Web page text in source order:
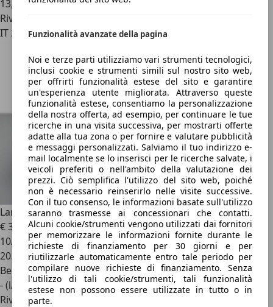
Funzionalità avanzate della pagina
Noi e terze parti utilizziamo vari strumenti tecnologici,
inclusi cookie e strumenti simili sul nostro sito web,
per offrirti funzionalità estese del sito e garantire
un'esperienza utente migliorata. Attraverso queste
funzionalità estese, consentiamo la personalizzazione
della nostra offerta, ad esempio, per continuare le tue
ricerche in una visita successiva, per mostrarti offerte
adatte alla tua zona o per fornire e valutare pubblicità
e messaggi personalizzati. Salviamo il tuo indirizzo e-
mail localmente se lo inserisci per le ricerche salvate, i
veicoli preferiti o nell'ambito della valutazione dei
prezzi. Ciò semplifica l'utilizzo del sito web, poiché
non è necessario reinserirlo nelle visite successive.
Con il tuo consenso, le informazioni basate sull'utilizzo
saranno trasmesse ai concessionari che contatti.
Alcuni cookie/strumenti vengono utilizzati dai fornitori
per memorizzare le informazioni fornite durante le
richieste di finanziamento per 30 giorni e per
riutilizzarle automaticamente entro tale periodo per
compilare nuove richieste di finanziamento. Senza
l'utilizzo di tali cookie/strumenti, tali funzionalità
estese non possono essere utilizzate in tutto o in
parte.
13,6 l/100 km (comb.)
Rivenditore
IT 20813
Lamborghini Urus4.0 V8 AUTO PERFORMANTE
€ 303.9001
10/2023
20.004 km
Benzina
- (l/100 km)
Rivenditore